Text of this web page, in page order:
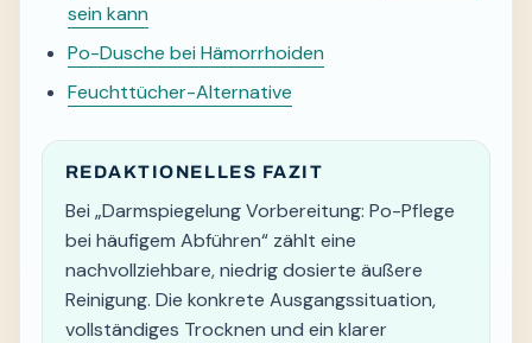
sein kann
Po-Dusche bei Hämorrhoiden
Feuchttücher-Alternative
REDAKTIONELLES FAZIT
Bei „Darmspiegelung Vorbereitung: Po-Pflege
bei häufigem Abführen“ zählt eine
nachvollziehbare, niedrig dosierte äußere
Reinigung. Die konkrete Ausgangssituation,
vollständiges Trocknen und ein klarer